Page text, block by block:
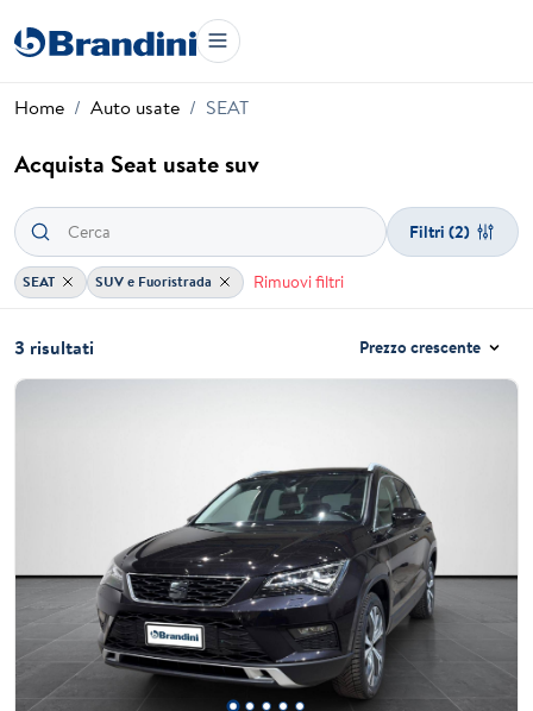
Home Auto usate SEAT
Acquista Seat usate suv
Filtri (2)
SEAT SUV e Fuoristrada Rimuovi filtri
3 risultati Prezzo crescente